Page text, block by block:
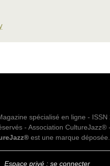
spécialisé en ligne - ISSN
- Association CultureJazz®
est une marque déposée.
Espace privé : se connecter